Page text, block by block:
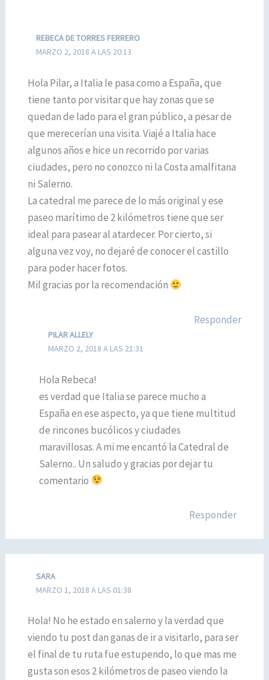
REBECA DE TORRES FERRERO
MARZO 2, 2018 A LAS 20:13
Hola Pilar, a Italia le pasa como a España, que
tiene tanto por visitar que hay zonas que se
quedan de lado para el gran público, a pesar de
que merecerían una visita. Viajé a Italia hace
algunos años e hice un recorrido por varias
ciudades, pero no conozco ni la Costa amalfitana
ni Salerno.
La catedral me parece de lo más original y ese
paseo marítimo de 2 kilómetros tiene que ser
ideal para pasear al atardecer. Por cierto, si
alguna vez voy, no dejaré de conocer el castillo
para poder hacer fotos.
Mil gracias por la recomendación
Responder
PILAR ALLELY
MARZO 2, 2018 A LAS 21:31
Hola Rebeca!
es verdad que Italia se parece mucho a
España en ese aspecto, ya que tiene multitud
de rincones bucólicos y ciudades
maravillosas. A mi me encantó la Catedral de
Salerno.. Un saludo y gracias por dejar tu
comentario
Responder
SARA
MARZO 1, 2018 A LAS 01:38
Hola! No he estado en salerno y la verdad que
viendo tu post dan ganas de ir a visitarlo, para ser
el final de tu ruta fue estupendo, lo que mas me
gusta son esos 2 kilómetros de paseo viendo la